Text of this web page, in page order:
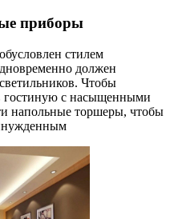
приборы
обусловлен стилем
должен
Чтобы
гостиную с насыщенными
напольные торшеры, чтобы